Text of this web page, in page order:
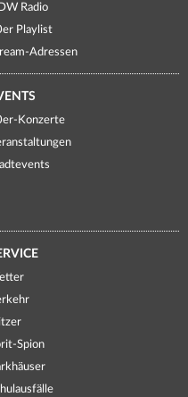
Radio
Playlist
Adressen
Konzerte
Spion